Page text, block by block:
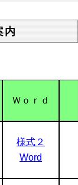
内
Ｗｏｒｄ
様式２
Word